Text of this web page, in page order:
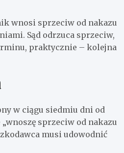
wnosi sprzeciw od nakazu
Sąd odrzuca sprzeciw,
praktycznie – kolejna
w ciągu siedmiu dni od
sprzeciw od nakazu
musi udowodnić